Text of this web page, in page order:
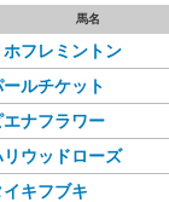
馬名
ホフレミントン
ールチケット
エナフラワー
リウッドローズ
イキフブキ